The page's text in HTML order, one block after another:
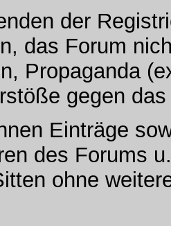
der
das Forum
Propaganda
gegen
Einträge
des Forums
ohne